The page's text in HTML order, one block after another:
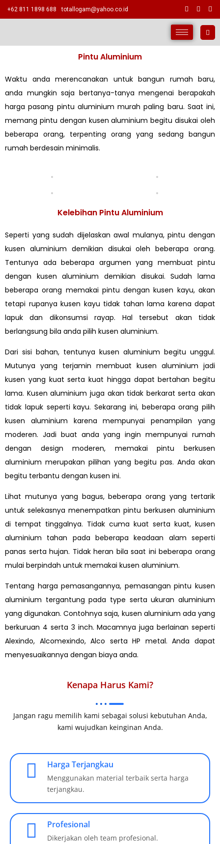
+62 811 1898 688 totallogam@yahoo.co.id
Pintu Aluminium
Waktu anda merencanakan untuk bangun rumah baru,
anda mungkin saja bertanya-tanya mengenai berapakah
harga pasang pintu aluminium murah paling baru. Saat ini,
memang pintu dengan kusen aluminium begitu disukai oleh
beberapa orang, terpenting orang yang sedang bangun
rumah berdesain minimalis.
Kelebihan Pintu Aluminium
Seperti yang sudah dijelaskan awal mulanya, pintu dengan
kusen aluminium demikian disukai oleh beberapa orang.
Tentunya ada beberapa argumen yang membuat pintu
dengan kusen aluminium demikian disukai. Sudah lama
beberapa orang memakai pintu dengan kusen kayu, akan
tetapi rupanya kusen kayu tidak tahan lama karena dapat
lapuk dan dikonsumsi rayap. Hal tersebut akan tidak
berlangsung bila anda pilih kusen aluminium.
Dari sisi bahan, tentunya kusen aluminium begitu unggul.
Mutunya yang terjamin membuat kusen aluminium jadi
kusen yang kuat serta kuat hingga dapat bertahan begitu
lama. Kusen aluminium juga akan tidak berkarat serta akan
tidak lapuk seperti kayu. Sekarang ini, beberapa orang pilih
kusen aluminium karena mempunyai penampilan yang
moderen. Jadi buat anda yang ingin mempunyai rumah
dengan design moderen, memakai pintu berkusen
aluminium merupakan pilihan yang begitu pas. Anda akan
begitu terbantu dengan kusen ini.
Lihat mutunya yang bagus, beberapa orang yang tertarik
untuk selekasnya menempatkan pintu berkusen aluminium
di tempat tinggalnya. Tidak cuma kuat serta kuat, kusen
aluminium tahan pada beberapa keadaan alam seperti
panas serta hujan. Tidak heran bila saat ini beberapa orang
mulai berpindah untuk memakai kusen aluminium.
Tentang harga pemasangannya, pemasangan pintu kusen
aluminium tergantung pada type serta ukuran aluminium
yang digunakan. Contohnya saja, kusen aluminium ada yang
berkuruan 4 serta 3 inch. Macamnya juga berlainan seperti
Alexindo, Alcomexindo, Alco serta HP metal. Anda dapat
menyesuaikannya dengan biaya anda.
Kenapa Harus Kami?
Jangan ragu memilih kami sebagai solusi kebutuhan Anda,
kami wujudkan keinginan Anda.
Harga Terjangkau
Menggunakan material terbaik serta harga
terjangkau.
Profesional
Dikerjakan oleh team profesional.